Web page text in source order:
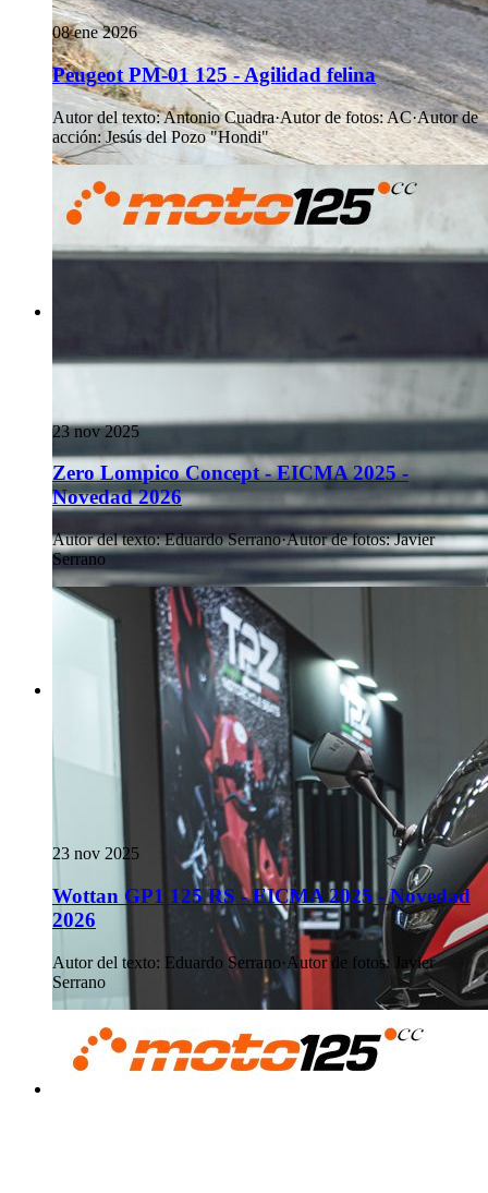
08 ene 2026
Peugeot PM-01 125 - Agilidad felina
Autor del texto:Antonio Cuadra·Autor de fotos:AC·Autor de
acción: Jesús del Pozo "Hondi"
23 nov 2025
Zero Lompico Concept - EICMA 2025 -
Novedad 2026
Autor del texto: Eduardo Serrano·Autor de fotos: Javier
Serrano
23 nov 2025
Wottan GP1 125 RS - EICMA 2025 - Novedad
2026
Autor del texto: Eduardo Serrano· Autor de fotos:
Javier
Serrano